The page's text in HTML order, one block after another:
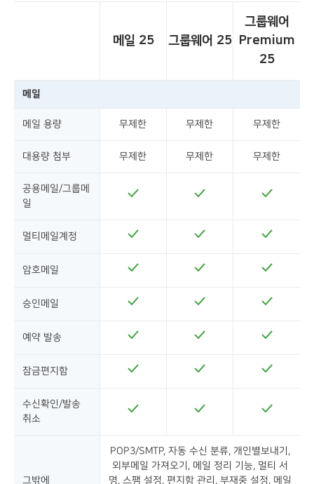
메일 25 그룹웨어 25
그룹웨어
Premium
25
메일
메일 용량 무제한 무제한 무제한
대용량 첨부 무제한 무제한 무제한
공용메일/그룹메
일
멀티메일계정
암호메일
승인메일
예약 발송
잠금편지함
수신확인/발송
취소
그밖에
POP3/SMTP, 자동 수신 분류, 개인별보내기,
외부메일 가져오기, 메일 정리 기능, 멀티 서
명, 스팸 설정, 편지함 관리, 부재중 설정, 메일